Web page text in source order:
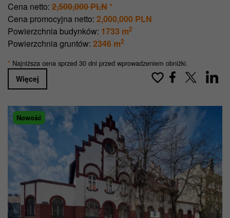
Cena netto: 2,500,000 PLN*
Cena promocyjna netto: 2,000,000 PLN
Powierzchnia budynków: 1733 m2
Powierzchnia gruntów: 2346 m2
* Najniższa cena sprzed 30 dni przed wprowadzeniem obniżki.
Więcej
Nowość